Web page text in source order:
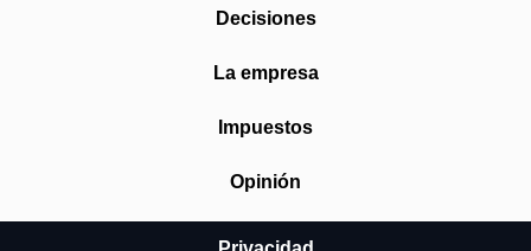
Decisiones
La empresa
Impuestos
Opinión